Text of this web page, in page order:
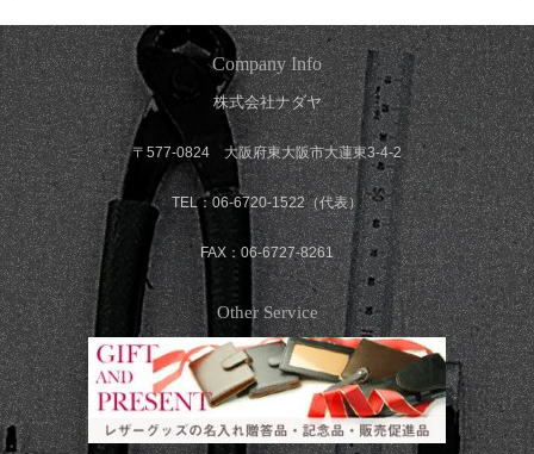
Company Info
株式会社ナダヤ
〒577-0824 大阪府東大阪市大蓮東3-4-2
TEL：06-6720-1522（代表）
FAX：06-6727-8261
Other Service